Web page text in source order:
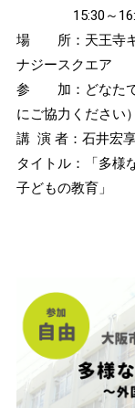
15:30～16:00
場 所：天王寺
ナジースクエア
参 加：どなたで
にご協力ください
講 演 者：石井宏
タイトル：「多様
子どもの教育」